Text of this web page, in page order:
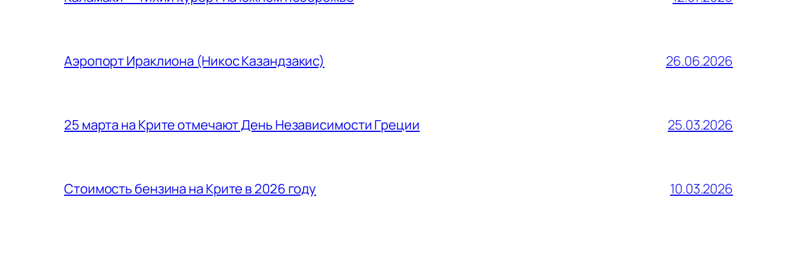
Аэропорт Ираклиона (Никос Казандзакис) 26.06.2026
25 марта на Крите отмечают День Независимости Греции 25.03.2026
Стоимость бензина на Крите в 2026 году 10.03.2026